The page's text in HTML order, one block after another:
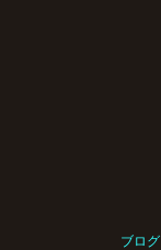
ブログ